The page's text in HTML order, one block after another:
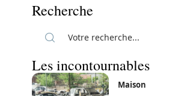
Recherche
Les incontournables
Maison